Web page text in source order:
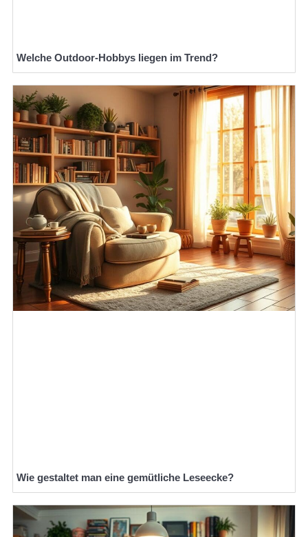
Welche Outdoor-Hobbys liegen im Trend?
Wie gestaltet man eine gemütliche Leseecke?